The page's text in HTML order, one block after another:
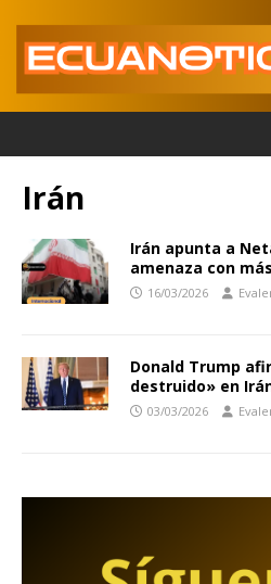
Irán
Irán apunta a
amenaza con
16/03/2026
Donald Trump
destruido» en
03/03/2026